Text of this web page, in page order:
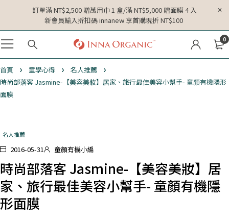
訂單滿 NT$2,500 贈萬用巾 1 盒/滿 NT$5,000 贈面膜 4 入
新會員輸入折扣碼 innanew 享首購現折 NT$100
0
首頁 童學心得
名人推薦
時尚部落客 Jasmine-【美容美妝】居家、旅行最佳美容小幫手- 童顏有機隱形
面膜
名人推薦
2016-05-31 童顏有機小編
時尚部落客 Jasmine-【美容美妝】居
家、旅行最佳美容小幫手- 童顏有機隱
形面膜